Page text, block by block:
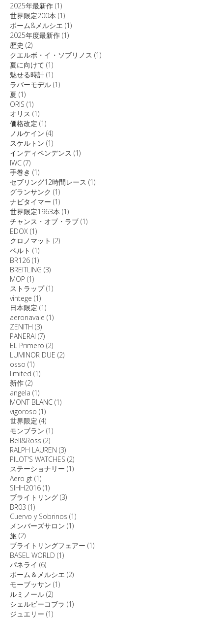
2025年最新作 (1)
世界限定200本 (1)
ボーム&メルシエ (1)
2025年度最新作 (1)
歴史 (2)
クエルボ・イ・ソブリノス (1)
夏に向けて (1)
魅せる時計 (1)
ラバーモデル (1)
夏 (1)
ORIS (1)
オリス (1)
価格改定 (1)
ノルケイン (4)
スケルトン (1)
インディペンデンス (1)
IWC (7)
手巻き (1)
セブリング12時間レース (1)
グランサンク (1)
ナビタイマー (1)
世界限定1963本 (1)
チャンス・オブ・ラブ (1)
EDOX (1)
クロノマット (2)
ベルト (1)
BR126 (1)
BREITLING (3)
MOP (1)
ストラップ(1)
vintege (1)
日本限定 (1)
aeronavale (1)
ZENITH (3)
PANERAI (7)
EL Primero (2)
LUMINOR DUE (2)
osso (1)
limited (1)
新作 (2)
angela (1)
MONT BLANC (1)
vigoroso (1)
世界限定 (4)
モンブラン (1)
Bell&Ross (2)
RALPH LAUREN (3)
PILOT'S WATCHES (2)
ステーショナリー (1)
Aero gt (1)
SIHH2016 (1)
ブライトリング (3)
BR03 (1)
Cuervo y Sobrinos (1)
メンバーズサロン (1)
旅 (2)
ブライトリングフェアー (1)
BASEL WORLD (1)
パネライ (6)
ボーム＆メルシエ (2)
モーブッサン (1)
ルミノール (2)
シェルビーコブラ (1)
ジュエリー (1)